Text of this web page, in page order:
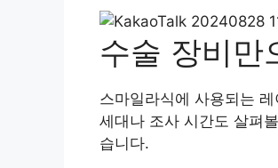
수술 장비만
스마일라식에 사용되는
세대나 조사 시간도 살펴
습니다.